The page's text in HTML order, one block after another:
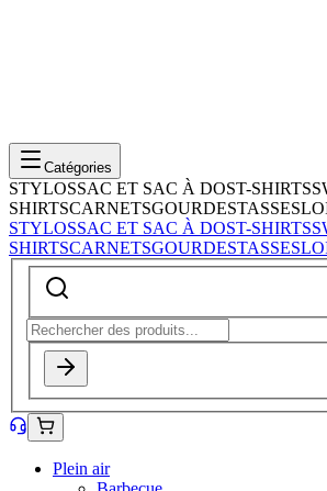
Catégories
STYLOSSAC ET SAC À DOST-SHIRTS
SHIRTSCARNETSGOURDESTASSES
STYLOSSAC ET SAC À DOST-SHIRTS
SHIRTSCARNETSGOURDESTASSES
Plein air